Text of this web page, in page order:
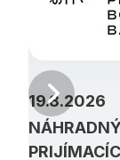
19.8.2026